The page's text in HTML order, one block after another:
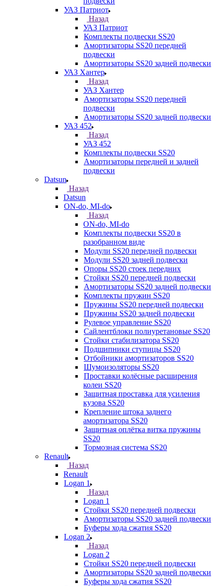
УАЗ Патриот
Назад
УАЗ Патриот
Комплекты подвески SS20
Амортизаторы SS20 передней
подвески
Амортизаторы SS20 задней подвески
УАЗ Хантер
Назад
УАЗ Хантер
Амортизаторы SS20 передней
подвески
Амортизаторы SS20 задней подвески
УАЗ 452
Назад
УАЗ 452
Комплекты подвески SS20
Амортизаторы передней и задней
подвески
Datsun
Назад
Datsun
ON-do, MI-do
Назад
ON-do, MI-do
Комплекты подвески SS20 в
разобранном виде
Модули SS20 передней подвески
Модули SS20 задней подвески
Опоры SS20 стоек передних
Стойки SS20 передней подвески
Амортизаторы SS20 задней подвески
Комплекты пружин SS20
Пружины SS20 передней подвески
Пружины SS20 задней подвески
Рулевое управление SS20
Сайлентблоки полиуретановые SS20
Стойки стабилизатора SS20
Подшипники ступицы SS20
Отбойники амортизаторов SS20
Шумоизоляторы SS20
Проставки колёсные расширения
колеи SS20
Защитная проставка для усиления
кузова SS20
Крепление штока заднего
амортизатора SS20
Защитная оплётка витка пружины
SS20
Тормозная система SS20
Renault
Назад
Renault
Logan 1
Назад
Logan 1
Стойки SS20 передней подвески
Амортизаторы SS20 задней подвески
Буферы хода сжатия SS20
Logan 2
Назад
Logan 2
Стойки SS20 передней подвески
Амортизаторы SS20 задней подвески
Буферы хода сжатия SS20